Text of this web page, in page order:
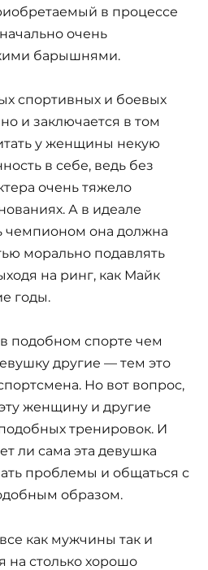
в процессе
очень
барышнями.
спортивных и боевых
и заключается в том
у женщины некую
в себе, ведь без
очень тяжело
А в идеале
чемпионом она должна
морально подавлять
на ринг, как Майк
годы.
подобном спорте чем
другие — тем это
Но вот вопрос,
женщину и другие
тренировок. И
ли сама эта девушка
проблемы и общаться с
образом.
как мужчины так и
столько хорошо